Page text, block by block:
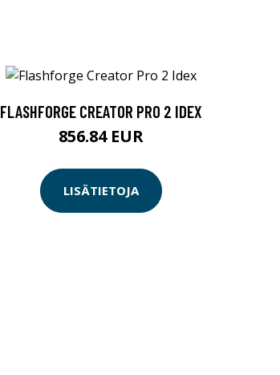
FLASHFORGE CREATOR PRO 2 IDEX
856.84 EUR
LISÄTIETOJA